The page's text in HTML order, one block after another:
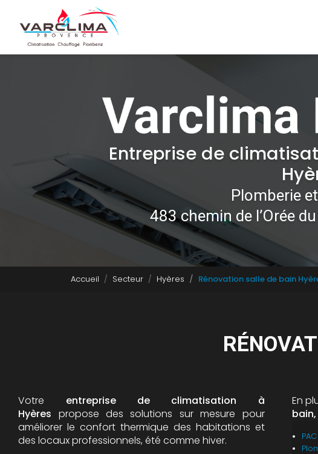
contenu
principal
Entreprise de
Plomberie
483 chemin de l’Orée
Accueil Secteur Hyères Rénovation salle de bain
Votre entreprise de climatisation à
Hyères propose des solutions sur mesure pour
améliorer le confort thermique des habitations et
des locaux professionnels, été comme hiver.
En
PAC